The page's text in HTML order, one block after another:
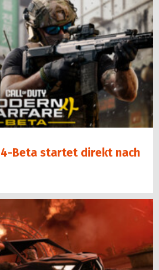
Beta startet direkt nach